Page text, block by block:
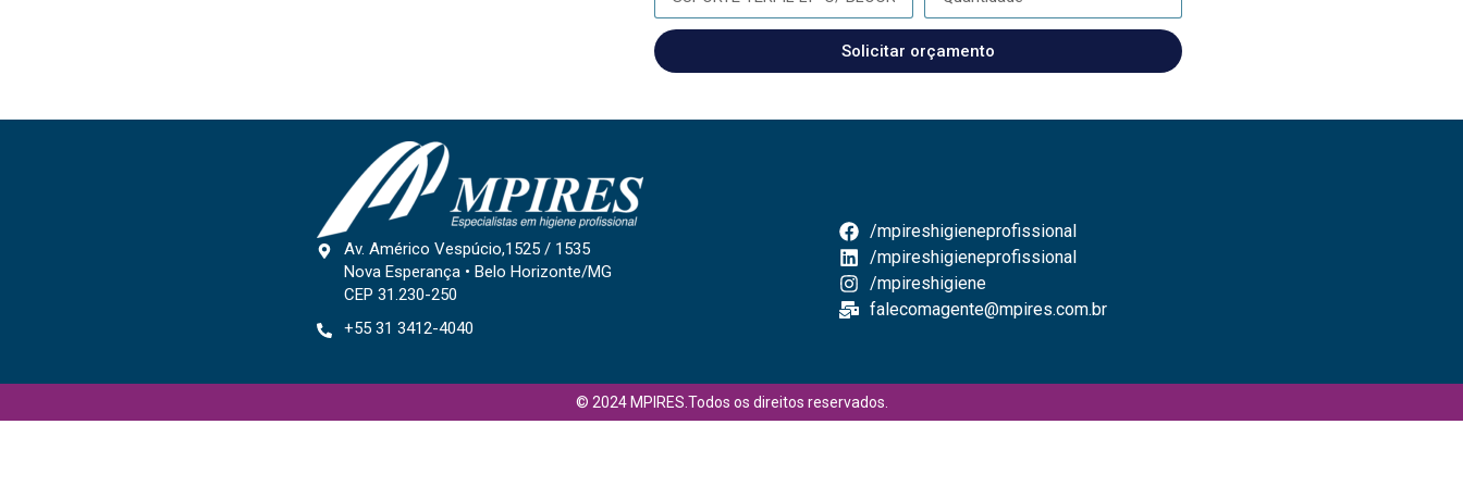
Solicitar orçamento
Av. Américo Vespúcio,1525 / 1535
Nova Esperança • Belo Horizonte/MG
CEP 31.230-250
+55 31 3412-4040
/mpireshigieneprofissional
/mpireshigieneprofissional
/mpireshigiene
falecomagente@mpires.com.br
© 2024 MPIRES.Todos os direitos reservados.